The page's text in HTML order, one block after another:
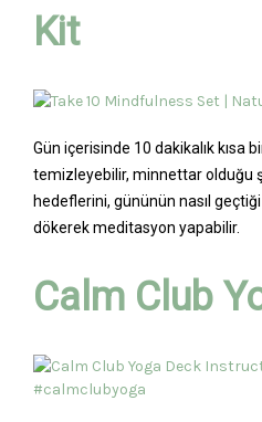
Kit
Gün içerisinde 10 dakikalık kısa
temizleyebilir, minnettar olduğu
hedeflerini, gününün nasıl
dökerek meditasyon yapabilir.
Calm Club